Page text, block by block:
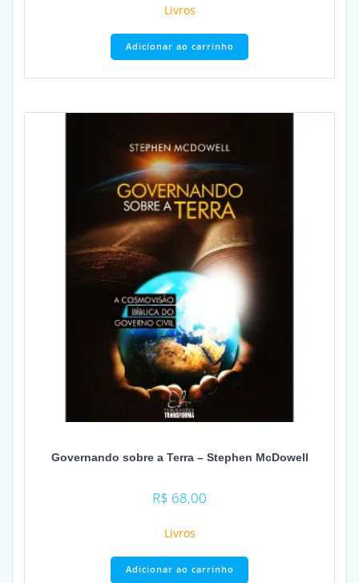
Livros
Adicionar ao carrinho
Governando sobre a Terra – Stephen McDowell
R$ 68,00
Livros
Adicionar ao carrinho